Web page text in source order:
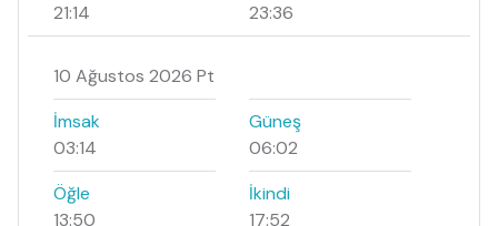
21:14
23:36
10 Ağustos 2026 Pt
İmsak
03:14
Güneş
06:02
Öğle
13:50
İkindi
17:52